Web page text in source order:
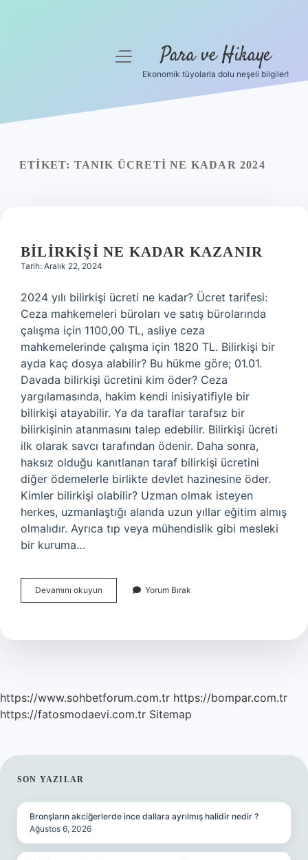
Yasal Uyarı
menüyü
Para ve Hikaye
Ekonomik tüyolarla dolu neşeli bilgiler!
ETIKET: TANIK ÜCRETI NE KADAR 2024
BILIRKIŞI NE KADAR KAZANIR
Tarih: Aralık 22, 2024
2024 yılı bilirkişi ücreti ne kadar? Ücret tarifesi:
Ceza mahkemeleri büroları ve satış bürolarında
çalışma için 1100,00 TL, asliye ceza
mahkemelerinde çalışma için 1820 TL. Bilirkişi bir
ayda kaç dosya alabilir? Bu hükme göre; 01.01.
Davada bilirkişi ücretini kim öder? Ceza
yargılamasında, hakim kendi inisiyatifiyle bir
bilirkişi atayabilir. Ya da taraflar tarafsız bir
bilirkişinin atanmasını talep edebilir. Bilirkişi ücreti
ilk olarak savcı tarafından ödenir. Daha sonra,
haksız olduğu kanıtlanan taraf bilirkişi ücretini
diğer ödemelerle birlikte devlet hazinesine öder.
Kimler bilirkişi olabilir? Uzman olmak isteyen
herkes, uzmanlaştığı alanda uzun yıllar eğitim almış
olmalıdır. Ayrıca tıp veya mühendislik gibi mesleki
bir kuruma…
Devamını okuyun
Ne
Yorum Bırak
https://www.sohbetforum.com.tr https://bompar.com.tr
https://fatosmodaevi.com.tr Sitemap
SIDEBAR
SON YAZILAR
Bronşların akciğerlerde ince dallara ayrılmış halidir nedir ?
Ağustos 6, 2026